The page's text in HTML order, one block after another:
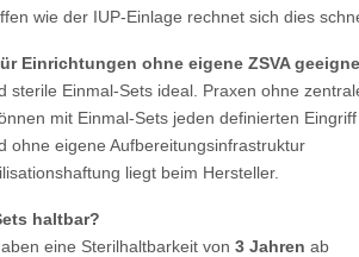
wie der IUP-Einlage rechnet sich dies
Einrichtungen ohne eigene ZSVA
sterile Einmal-Sets ideal. Praxen ohne
mit Einmal-Sets jeden definierten Eingriff
ohne eigene Aufbereitungsinfrastruktur
liegt beim Hersteller.
haltbar?
eine Sterilhaltbarkeit von 3 Jahren ab